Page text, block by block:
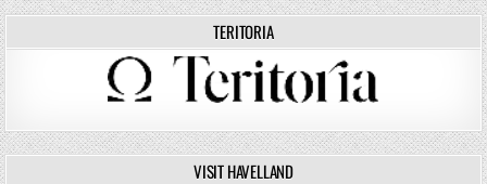
TERITORIA
VISIT HAVELLAND